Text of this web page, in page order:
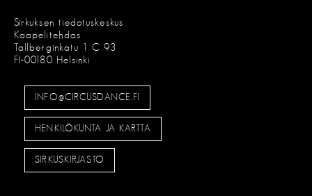
Sirkuksen tiedotuskeskus
Kaapelitehdas
Tallberginkatu 1 C 93
FI-00180 Helsinki
INFO@CIRCUSDANCE.FI
HENKILÖKUNTA JA KARTTA
SIRKUSKIRJASTO